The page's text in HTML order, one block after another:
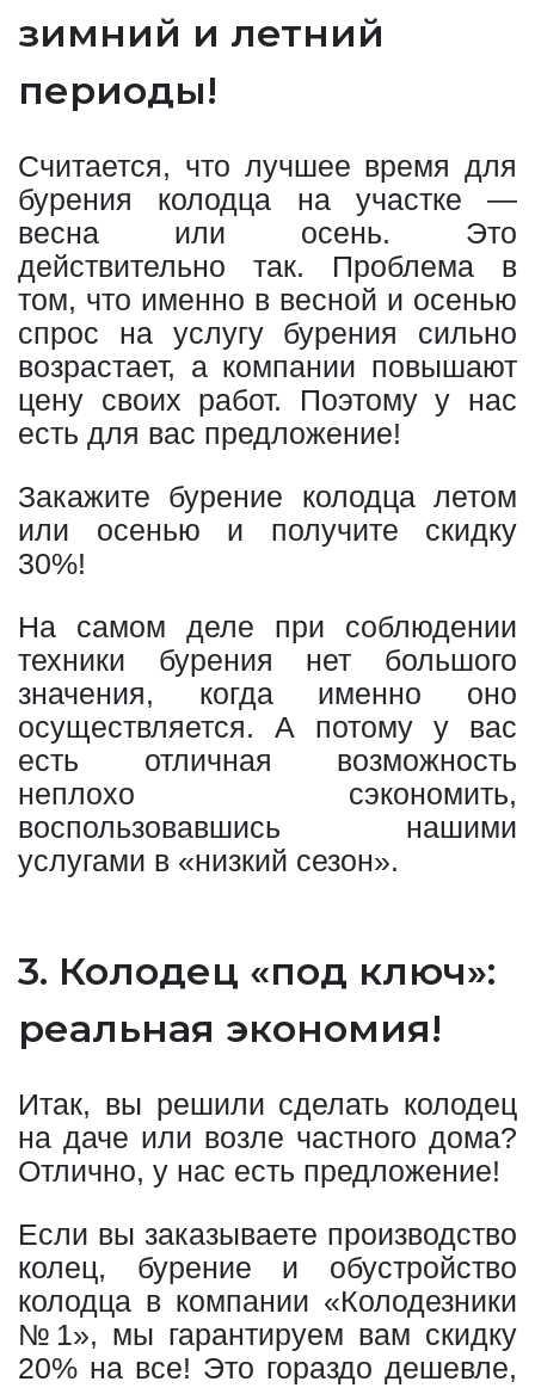
зимний и летний
периоды!
Считается, что лучшее время для
бурения колодца на участке —
весна или осень. Это
действительно так. Проблема в
том, что именно в весной и осенью
спрос на услугу бурения сильно
возрастает, а компании повышают
цену своих работ. Поэтому у нас
есть для вас предложение!
Закажите бурение колодца летом
или осенью и получите скидку
30%!
На самом деле при соблюдении
техники бурения нет большого
значения, когда именно оно
осуществляется. А потому у вас
есть отличная возможность
неплохо сэкономить,
воспользовавшись нашими
услугами в «низкий сезон».
3. Колодец «под ключ»:
реальная экономия!
Итак, вы решили сделать колодец
на даче или возле частного дома?
Отлично, у нас есть предложение!
Если вы заказываете производство
колец, бурение и обустройство
колодца в компании «Колодезники
№1», мы гарантируем вам скидку
20% на все! Это гораздо дешевле,